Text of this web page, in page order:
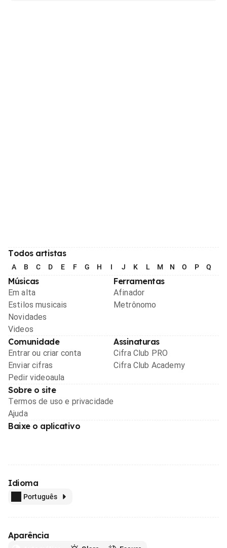
Todos artistas
A B C D E F G H I J K L M N O P Q
Músicas
Em alta
Estilos musicais
Novidades
Videos
Ferramentas
Afinador
Metrônomo
Comunidade
Entrar ou criar conta
Enviar cifras
Pedir videoaula
Assinaturas
Cifra Club PRO
Cifra Club Academy
Sobre o site
Termos de uso e privacidade
Ajuda
Baixe o aplicativo
Idioma
Português
Aparência